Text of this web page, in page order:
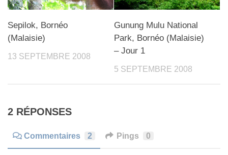
Sepilok, Bornéo
(Malaisie)
13 SEPTEMBRE 2008
Gunung Mulu National
Park, Bornéo (Malaisie)
– Jour 1
5 SEPTEMBRE 2008
2 RÉPONSES
Commentaires 2 Pings 0